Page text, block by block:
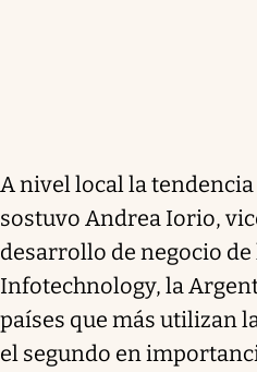
A nivel local la tendencia
sostuvo Andrea Iorio,
desarrollo de negocio de
Infotechnology, la
países que más utilizan
el segundo en